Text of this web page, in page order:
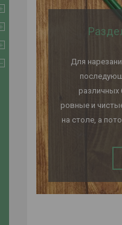
Для
различных
ровные и
на столе, а